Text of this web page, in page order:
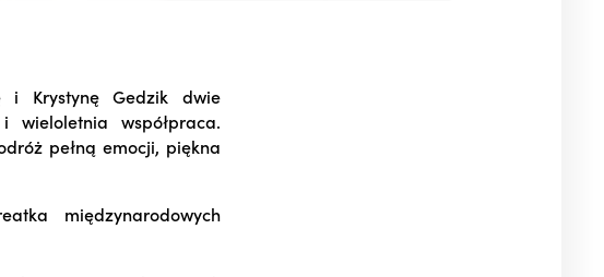
i Krystynę Gedzik dwie
współpraca.
pełną emocji, piękna
międzynarodowych